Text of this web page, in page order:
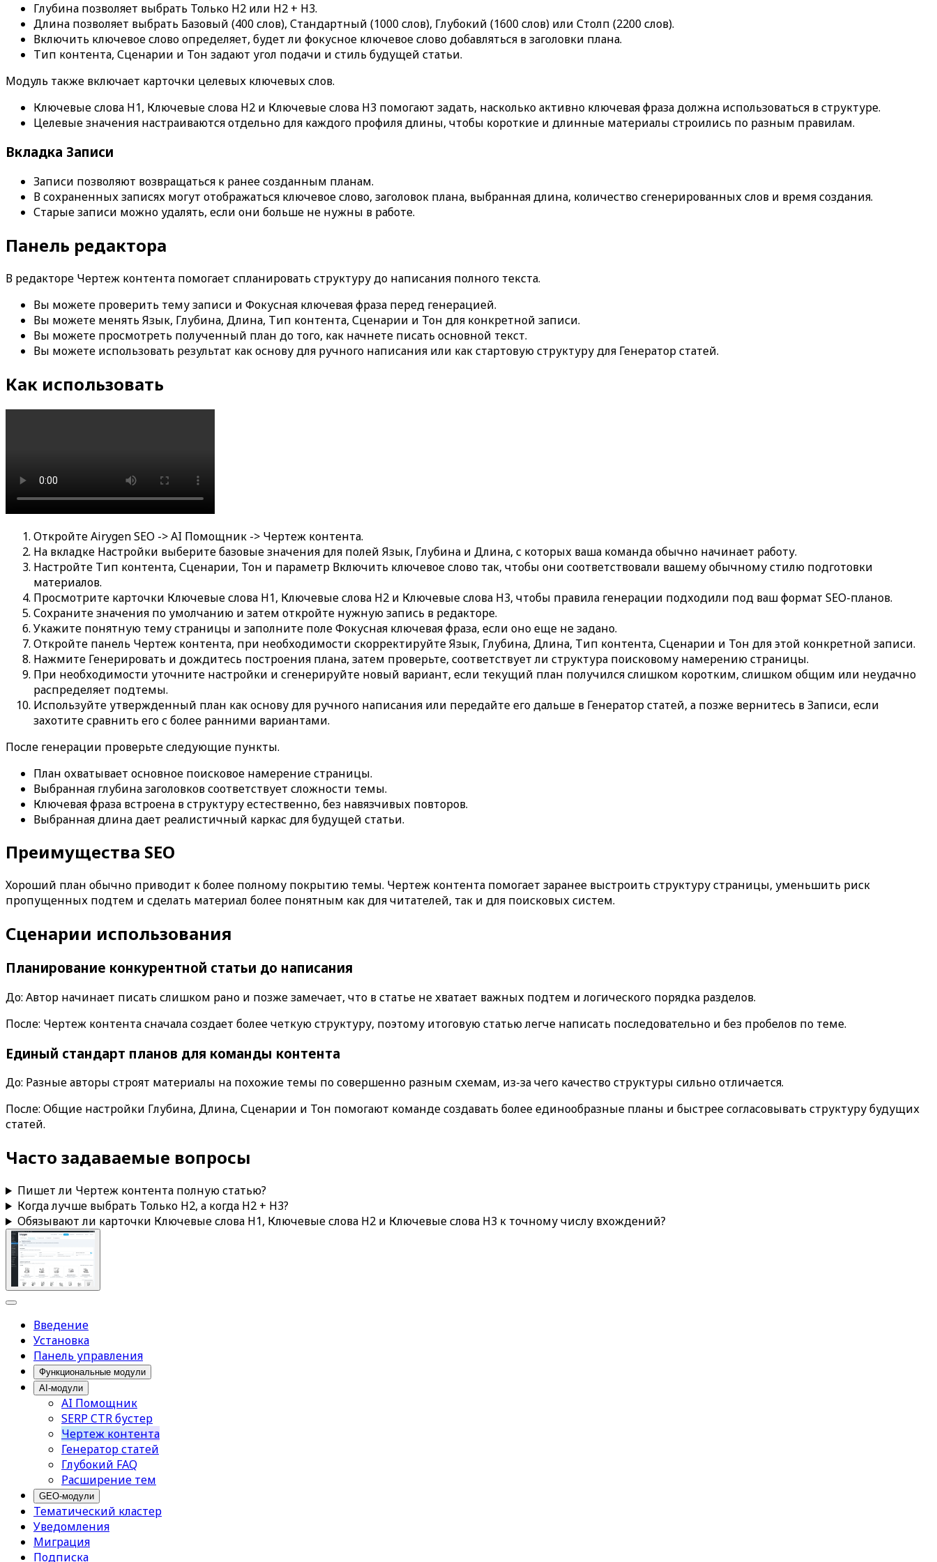
Глубина позволяет выбрать Только H2 или H2 + H3.
Длина позволяет выбрать Базовый (400 слов), Стандартный (1000 слов), Глубокий (1600 слов) или Столп (2200 слов).
Включить ключевое словоопределяет, будет ли фокусное ключевое слово добавляться в заголовки плана.
Тип контента, Сценарии и Тон задают угол подачи и стиль будущей статьи.
Модуль также включает карточки целевых ключевых слов.
Ключевые слова H1, Ключевые слова H2 и Ключевые слова H3 помогают задать, насколько активно ключевая фраза должна использоваться в структуре.
Целевые значения настраиваются отдельно для каждого профиля длины, чтобы короткие и длинные материалы строились по разным правилам.
Вкладка Записи
Записи позволяют возвращаться к ранее созданным планам.
В сохраненных записях могут отображаться ключевое слово, заголовок плана, выбранная длина, количество сгенерированных слов и время создания.
Старые записи можно удалять, если они больше не нужны в работе.
Панель редактора
В редакторе Чертеж контента помогает спланировать структуру до написания полного текста.
Вы можете проверить тему записи и Фокусная ключевая фраза перед генерацией.
Вы можете менять Язык, Глубина, Длина, Тип контента, Сценарии и Тон для конкретной записи.
Вы можете просмотреть полученный план до того, как начнете писать основной текст.
Вы можете использовать результат как основу для ручного написания или как стартовую структуру для Генератор статей.
Как использовать
ОткройтеAirygen SEO -> AI Помощник -> Чертеж контента.
На вкладке Настройки выберите базовые значения для полей Язык, Глубина и Длина, с которых ваша команда обычно начинает работу.
Настройте Тип контента, Сценарии, Тон и параметр Включить ключевое слово так, чтобы они соответствовали вашему обычному стилю подготовки
материалов.
Просмотрите карточки Ключевые слова H1, Ключевые слова H2 и Ключевые слова H3, чтобы правила генерации подходили под ваш формат SEO-планов.
Сохраните значения по умолчанию и затем откройте нужную запись в редакторе.
Укажите понятную тему страницы и заполните полеФокусная ключевая фраза, если оно еще не задано.
Откройте панель Чертеж контента, при необходимости скорректируйтеЯзык, Глубина, Длина, Тип контента, Сценарии и Тон для этой конкретной записи.
Нажмите Генерировать и дождитесь построения плана, затем проверьте, соответствует ли структура поисковому намерению страницы.
При необходимости уточните настройки и сгенерируйте новый вариант, если текущий план получился слишком коротким, слишком общим или неудачно
распределяет подтемы.
Используйте утвержденный план как основу для ручного написания или передайте его дальше в Генератор статей, а позже вернитесь вЗаписи, если
захотите сравнить его с более ранними вариантами.
После генерации проверьте следующие пункты.
План охватывает основное поисковое намерение страницы.
Выбранная глубина заголовков соответствует сложности темы.
Ключевая фраза встроена в структуру естественно, без навязчивых повторов.
Выбранная длина дает реалистичный каркас для будущей статьи.
Преимущества SEO
Хороший план обычно приводит к более полному покрытию темы. Чертеж контента помогает заранее выстроить структуру страницы, уменьшить риск
пропущенных подтем и сделать материал более понятным как для читателей, так и для поисковых систем.
Сценарии использования
Планирование конкурентной статьи до написания
До: Автор начинает писать слишком рано и позже замечает, что в статье не хватает важных подтем и логического порядка разделов.
После: Чертеж контентасначала создает более четкую структуру, поэтому итоговую статью легче написать последовательно и без пробелов по теме.
Единый стандарт планов для команды контента
До: Разные авторы строят материалы на похожие темы по совершенно разным схемам, из-за чего качество структуры сильно отличается.
После: Общие настройки Глубина, Длина, Сценарии и Тон помогают команде создавать более единообразные планы и быстрее согласовывать структуру будущих
статей.
Часто задаваемые вопросы
Пишет ли Чертеж контентаполную статью?
Когда лучше выбрать Только H2, а когда H2 + H3?
Обязывают ли карточки Ключевые слова H1, Ключевые слова H2и Ключевые слова H3к точному числу вхождений?
Введение
Установка
Панель управления
Функциональные модули
AI-модули
AI Помощник
SERP CTR бустер
Чертеж контента
Генератор статей
Глубокий FAQ
Расширение тем
GEO-модули
Тематический кластер
Уведомления
Миграция
Подписка